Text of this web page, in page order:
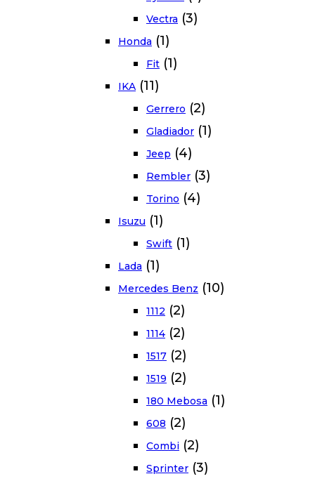
Vectra (3)
Honda (1)
Fit (1)
IKA (11)
Gerrero (2)
Gladiador (1)
Jeep (4)
Rembler (3)
Torino (4)
Isuzu (1)
Swift (1)
Lada (1)
Mercedes Benz (10)
1112 (2)
1114 (2)
1517 (2)
1519 (2)
180 Mebosa (1)
608 (2)
Combi (2)
Sprinter (3)